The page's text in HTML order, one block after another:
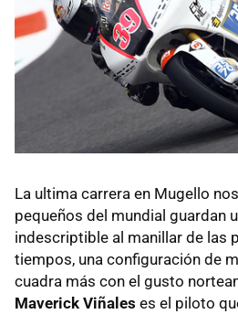
La ultima carrera en Mugello
pequeños del mundial guardan
indescriptible al manillar de las
tiempos, una configuración de
cuadra más con el gusto
Maverick Viñales es el piloto